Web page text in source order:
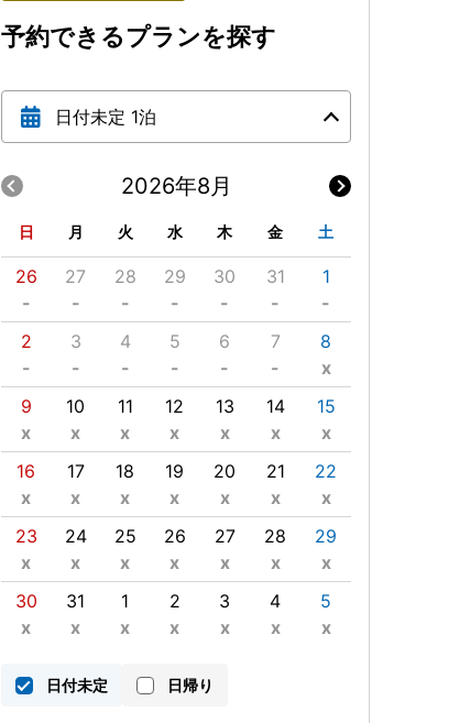
予約できるプランを探す
日付未定 1泊
2026年8月
日 月 火 水 木 金 土
26
-
27
-
28
-
29
-
30
-
31
-
1
-
2
-
3
-
4
-
5
-
6
-
7
-
8
x
9
x
10
x
11
x
12
x
13
x
14
x
15
x
16
x
17
x
18
x
19
x
20
x
21
x
22
x
23
x
24
x
25
x
26
x
27
x
28
x
29
x
30
x
31
x
1
x
2
x
3
x
4
x
5
x
日付未定 日帰り